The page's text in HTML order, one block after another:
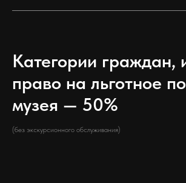
Категории
право на льготное
музея — 50%
(без экскурсионного обслуживания)